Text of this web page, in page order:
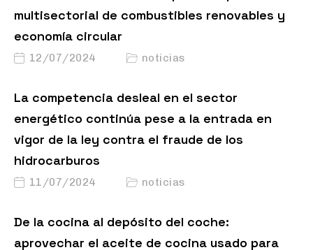
multisectorial de combustibles renovables y
economía circular
12/07/2024 noticias
La competencia desleal en el sector
energético continúa pese a la entrada en
vigor de la ley contra el fraude de los
hidrocarburos
11/07/2024 noticias
De la cocina al depósito del coche:
aprovechar el aceite de cocina usado para